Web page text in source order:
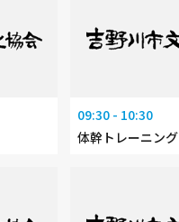
09:30 - 10:30
体幹トレーニング